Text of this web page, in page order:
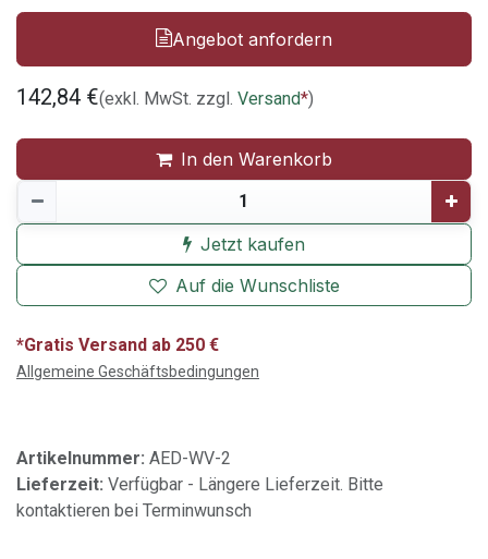
Angebot anfordern
142,84 €(exkl. MwSt. zzgl. Versand*)
In den Warenkorb
Jetzt kaufen
Auf die Wunschliste
*Gratis Versand ab 250 €
Allgemeine Geschäftsbedingungen
Artikelnummer: AED-WV-2
Lieferzeit: Verfügbar - Längere Lieferzeit. Bitte
kontaktieren bei Terminwunsch